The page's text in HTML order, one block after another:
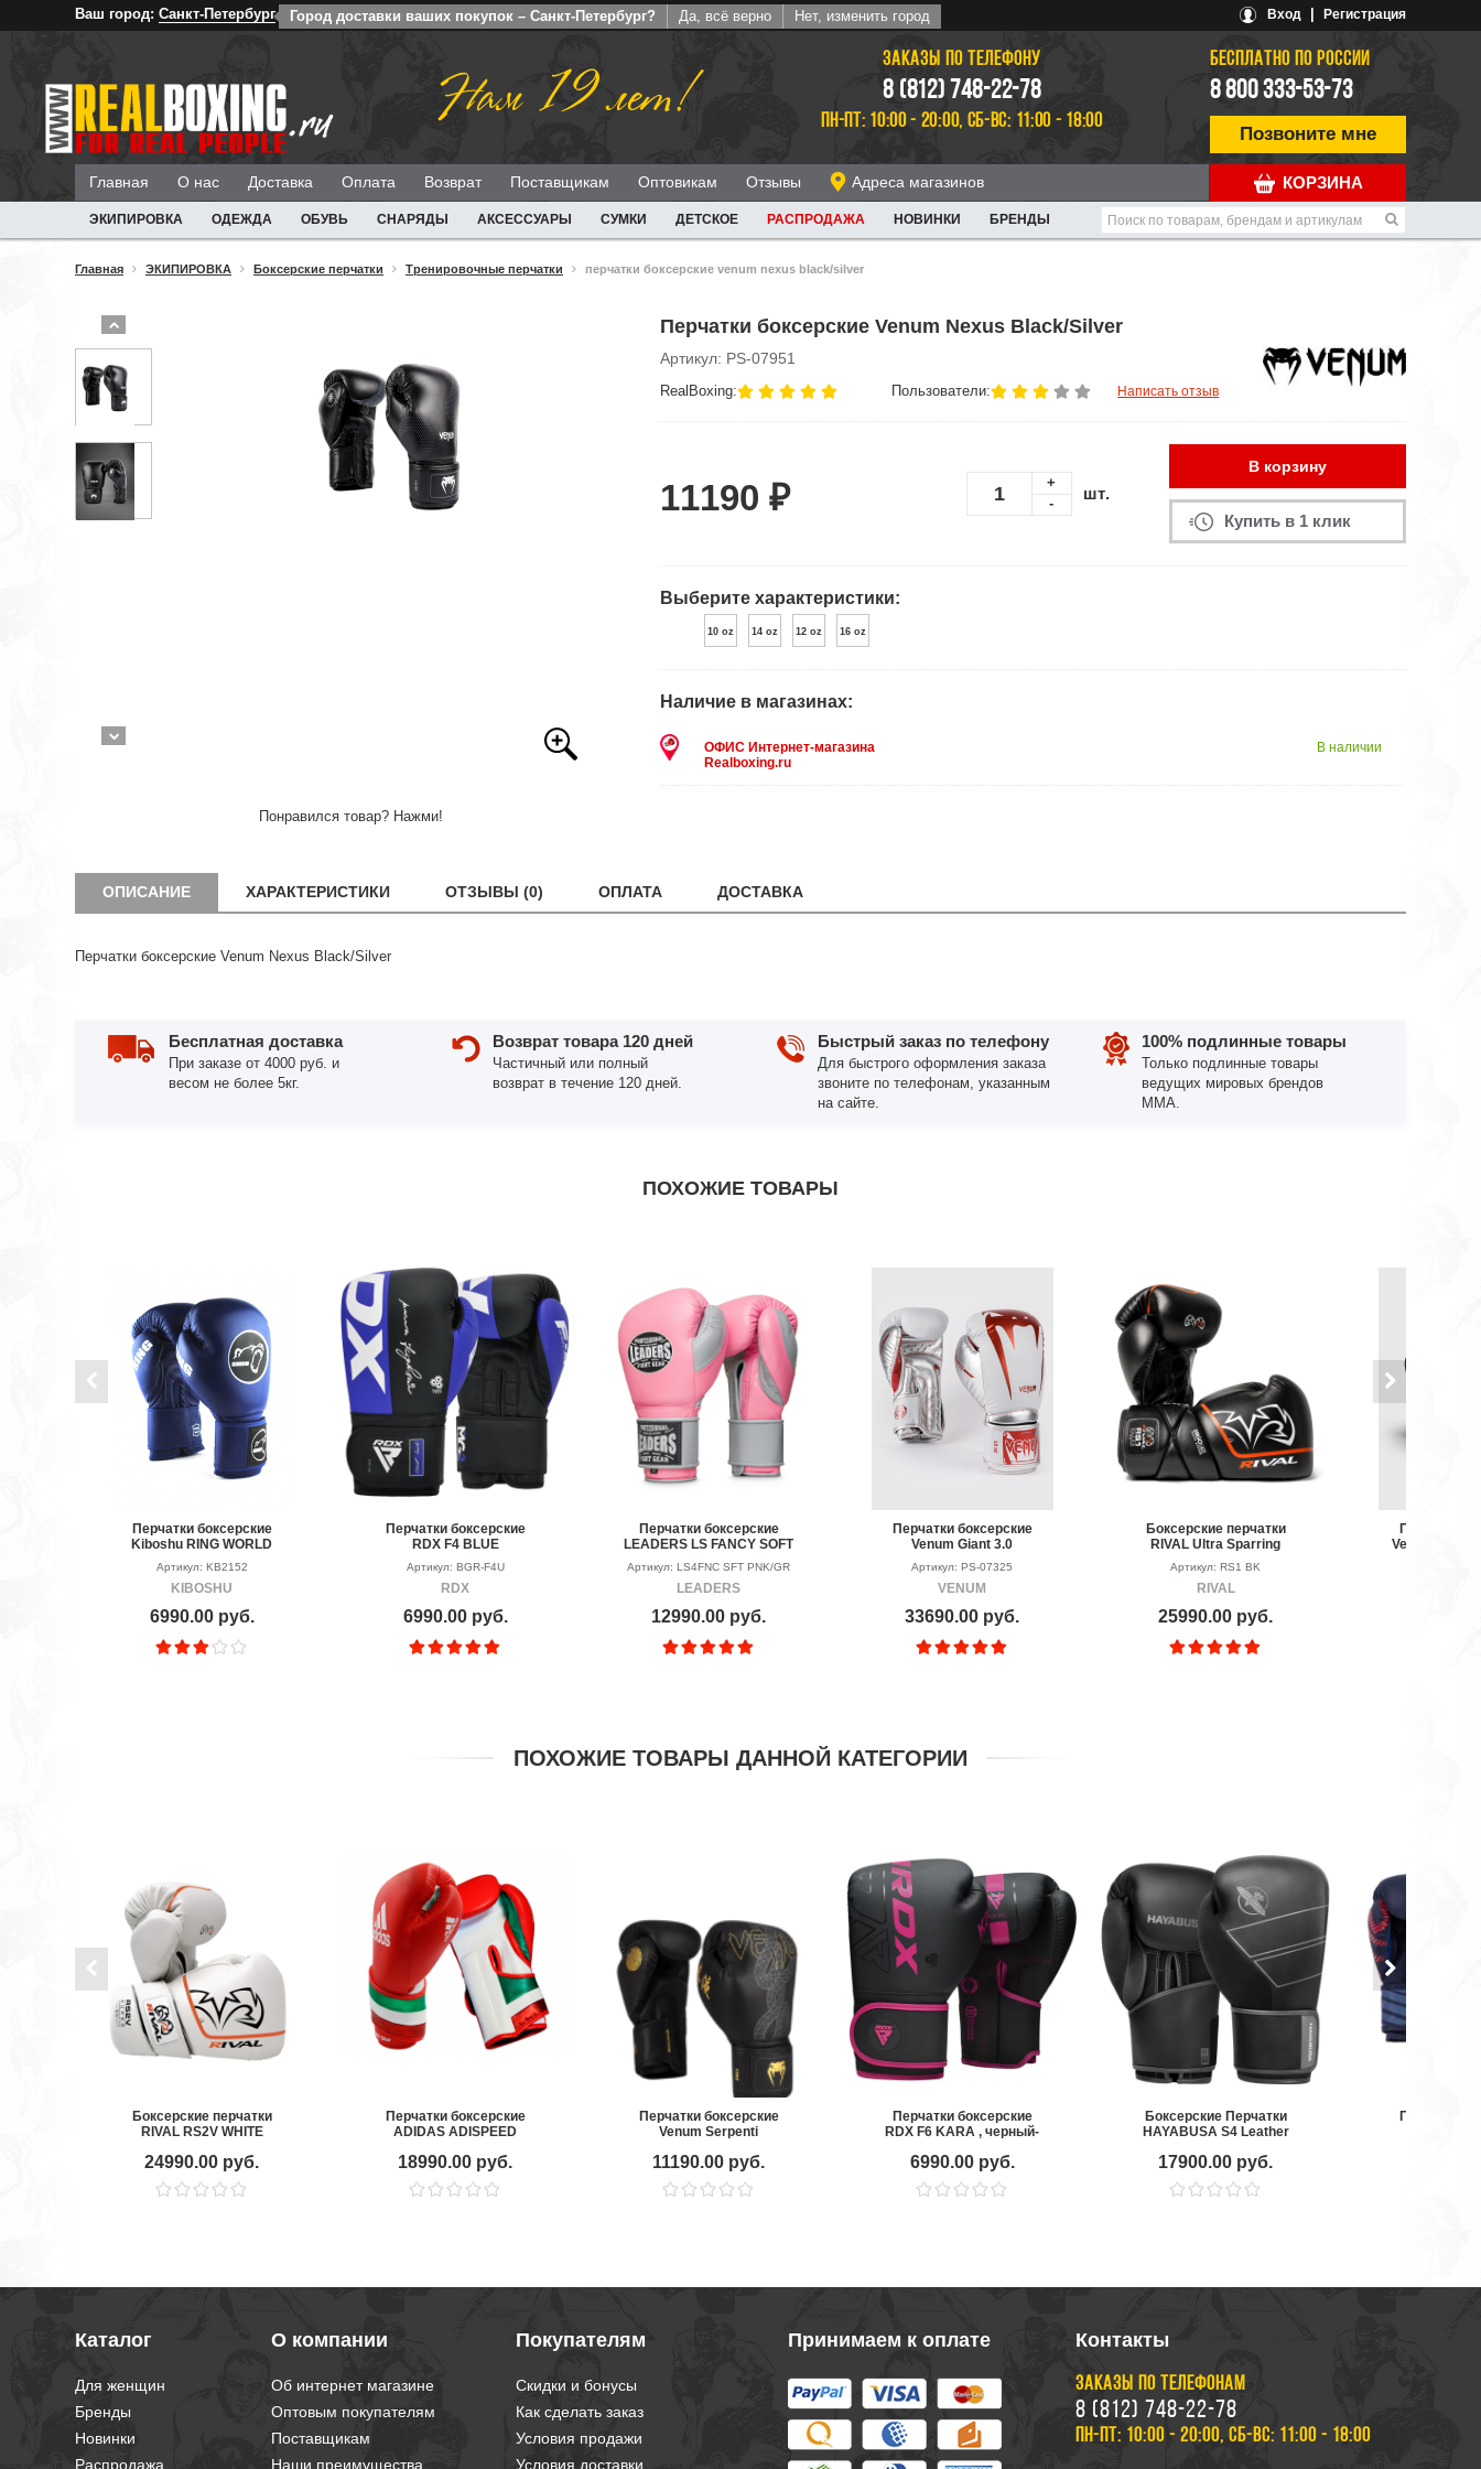
Ваш город: Санкт-Петербург Город доставки ваших покупок – Санкт-Петербург? Да, всё верно Нет, изменить город Вход Регистрация
Нам 19 лет! ЗАКАЗЫ ПО ТЕЛЕФОНУ
8 (812) 748-22-78
ПН-ПТ: 10:00 - 20:00, СБ-ВС: 11:00 - 18:00
БЕСПЛАТНО ПО РОССИИ
8 800 333-53-73
Позвоните мне
КОРЗИНА
Главная О нас Доставка Оплата Возврат Поставщикам Оптовикам Отзывы Адреса магазинов
ЭКИПИРОВКА ОДЕЖДА ОБУВЬ СНАРЯДЫ АКСЕССУАРЫ СУМКИ ДЕТСКОЕ РАСПРОДАЖА НОВИНКИ БРЕНДЫ
Главная ЭКИПИРОВКА Боксерские перчатки Тренировочные перчатки перчатки боксерские venum nexus black/silver
Понравился товар? Нажми!
Перчатки боксерские Venum Nexus Black/Silver
Артикул: PS-07951
RealBoxing: Пользователи: Написать отзыв
11190 ₽
+
-
шт.
В корзину
Купить в 1 клик
Выберите характеристики:
10 oz 14 oz 12 oz 16 oz
Наличие в магазинах:
ОФИС Интернет-магазина
Realboxing.ru
В наличии
ОПИСАНИЕ ХАРАКТЕРИСТИКИ ОТЗЫВЫ (0) ОПЛАТА ДОСТАВКА
Перчатки боксерские Venum Nexus Black/Silver
Бесплатная доставка
При заказе от 4000 руб. и
весом не более 5кг.
Возврат товара 120 дней
Частичный или полный
возврат в течение 120 дней.
Быстрый заказ по телефону
Для быстрого оформления заказа
звоните по телефонам, указанным
на сайте.
100% подлинные товары
Только подлинные товары
ведущих мировых брендов
ММА.
ПОХОЖИЕ ТОВАРЫ
Перчатки боксерские
Kiboshu RING WORLD
Артикул: KB2152
KIBOSHU
6990.00 руб.
Перчатки боксерские
RDX F4 BLUE
Артикул: BGR-F4U
RDX
6990.00 руб.
Перчатки боксерские
LEADERS LS FANCY SOFT
PNK/GR
Артикул: LS4FNC SFT PNK/GR
LEADERS
12990.00 руб.
Перчатки боксерские
Venum Giant 3.0
Gray/Silver
Артикул: PS-07325
VENUM
33690.00 руб.
Боксерские перчатки
RIVAL Ultra Sparring
Gloves 2.0
Артикул: RS1 BK
RIVAL
25990.00 руб.
Перчатки
Venum
ПОХОЖИЕ ТОВАРЫ ДАННОЙ КАТЕГОРИИ
Боксерские перчатки
RIVAL RS2V WHITE
24990.00 руб.
Перчатки боксерские
ADIDAS ADISPEED
18990.00 руб.
Перчатки боксерские
Venum Serpenti
11190.00 руб.
Перчатки боксерские
RDX F6 KARA , черный-
6990.00 руб.
Боксерские Перчатки
HAYABUSA S4 Leather
17900.00 руб.
Перчатки
Каталог
Для женщин
Бренды
Новинки
Распродажа
О компании
Об интернет магазине
Оптовым покупателям
Поставщикам
Наши преимущества
Покупателям
Скидки и бонусы
Как сделать заказ
Условия продажи
Условия доставки
Принимаем к оплате Контакты
ЗАКАЗЫ ПО ТЕЛЕФОНАМ
8 (812) 748-22-78
ПН-ПТ: 10:00 - 20:00, СБ-ВС: 11:00 - 18:00